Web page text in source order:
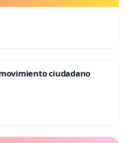
ciudadano